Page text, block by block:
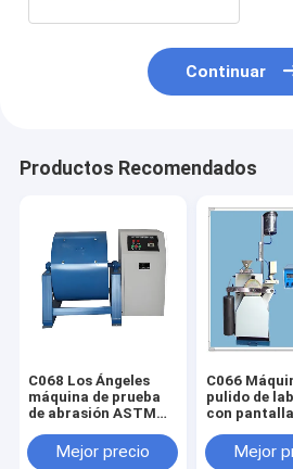
Continuar
Productos Recomendados
C068 Los Ángeles
máquina de prueba
de abrasión ASTM
Mejor precio
C066
pulido de
con
piedra
agregado
Mejor